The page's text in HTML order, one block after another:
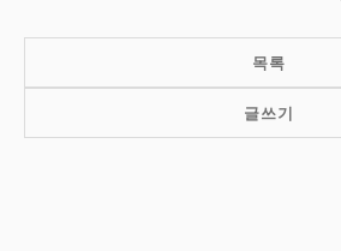
목록
글쓰기